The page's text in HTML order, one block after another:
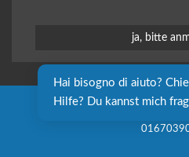
Sozialgenossenschaft
Hai bisogno di aiuto?
Hilfe? Du kannst mich